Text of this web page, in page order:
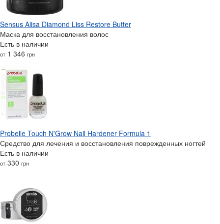
Sensus Alisa Diamond Liss Restore Butter
Маска для восстановления волос
Есть в наличии
от 1 346 грн
Probelle Touch N'Grow Nail Hardener Formula 1
Средство для лечения и восстановления поврежденных ногтей
Есть в наличии
от 330 грн